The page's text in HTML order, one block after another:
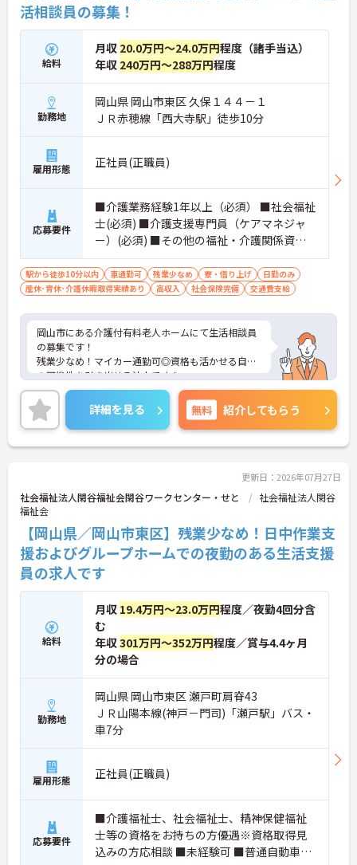
活相談員の募集！
給料
月収 20.0万円～24.0万円程度（諸手当込）
年収 240万円～288万円程度
勤務地
岡山県 岡山市東区 久保１４４－１
ＪＲ赤穂線「西大寺駅」徒歩10分
雇用形態 正社員(正職員)
応募要件
■介護業務経験1年以上（必須） ■社会福祉
士(必須) ■介護支援専門員（ケアマネジャ
ー）(必須) ■その他の福祉・介護関係資格
(必須) ※いずれかの資格を所持で可
駅から徒歩10分以内 車通勤可 残業少なめ 寮・借り上げ
日勤のみ
産休･育休･介護休暇取得実績あり
高収入 社会保険完備 交通費支給
岡山市にある介護付有料老人ホームにて生活相談員
の募集です！
残業少なめ！マイカー通勤可◎資格も活かせる自分
の可能性を引き出せる法人です！
ご興味ある方には、面接対策ポイントなど、さらに
詳細をお話しいたしますのでお気軽にご相談くださ
い！
詳細を見る 無料 紹介してもらう
更新日：2026年07月27日
社会福祉法人閑谷福祉会閑谷ワークセンター・せと
社会福祉法人閑谷
福祉会
【岡山県／岡山市東区】残業少なめ！日中作業支
援およびグループホームでの夜勤のある生活支援
員の求人です
給料
月収 19.4万円～23.0万円程度／夜勤4回分含
む
年収301万円～352万円程度／賞与4.4ヶ月
分の場合
勤務地
岡山県 岡山市東区 瀬戸町肩脊43
ＪＲ山陽本線(神戸－門司)「瀬戸駅」バス・
車7分
雇用形態 正社員(正職員)
応募要件
■介護福祉士、社会福祉士、精神保健福祉
士等の資格をお持ちの方優遇※資格取得見
込みの方応相談 ■未経験可 ■普通自動車運